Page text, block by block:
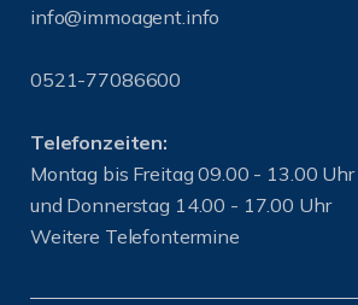
info@immoagent.info
0521-77086600
Telefonzeiten:
Montag bis Freitag 09.00 - 13.00 Uhr
und Donnerstag 14.00 - 17.00 Uhr
Weitere Telefontermine